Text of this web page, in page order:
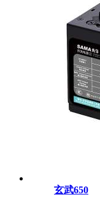
玄武650